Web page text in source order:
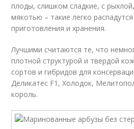
плоды, слишком сладкие, с
мякотью – такие легко
приготовления и хранения.
Лучшими считаются те, что
плотной структурой и твердой
сортов и гибридов для
Деликатес F1, Холодок,
король.